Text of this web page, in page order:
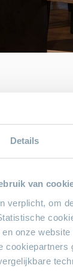
Details
van
verplicht, om
onze
cookiepartners
en tv-
en stijlvolle
collectie
en kwaliteit